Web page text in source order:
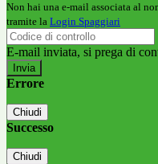
Non hai una e-mail associata al
tramite la Login Spaggiari
E-mail inviata, si prega di
Errore
Chiudi
Successo
Chiudi